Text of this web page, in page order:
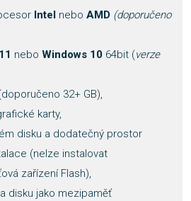
Intel nebo AMD (doporučeno
nebo Windows 10 64bit (verze
32+ GB),
karty,
disku a dodatečný prostor
(nelze instalovat
zařízení Flash),
disku jako mezipaměť